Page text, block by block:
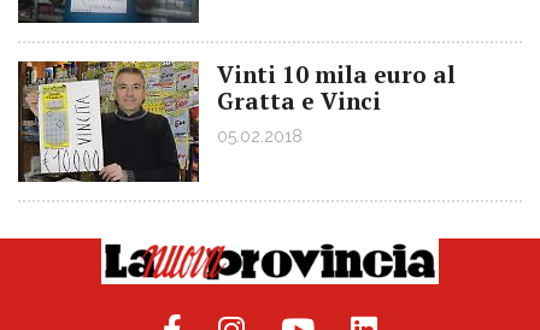
Vinti 10 mila euro al
Gratta e Vinci
05.02.2018